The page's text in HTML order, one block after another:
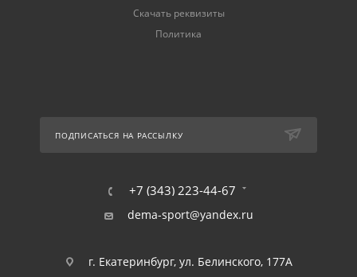
Скачать реквизиты
Политика
ПОДПИСАТЬСЯ НА РАССЫЛКУ
+7 (343) 223-44-67
dema-sport@yandex.ru
г. Екатеринбург, ул. Белинского, 177А